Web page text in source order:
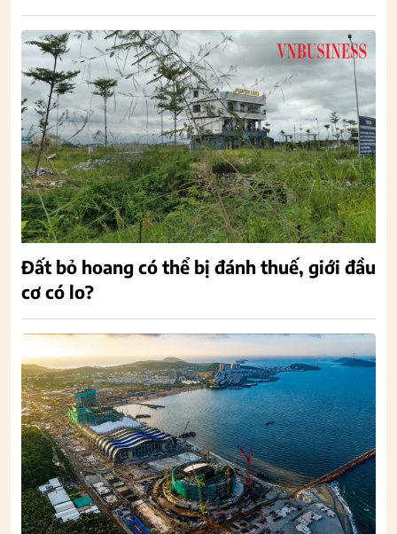
Đất bỏ hoang có thể bị đánh thuế, giới đầu
cơ có lo?